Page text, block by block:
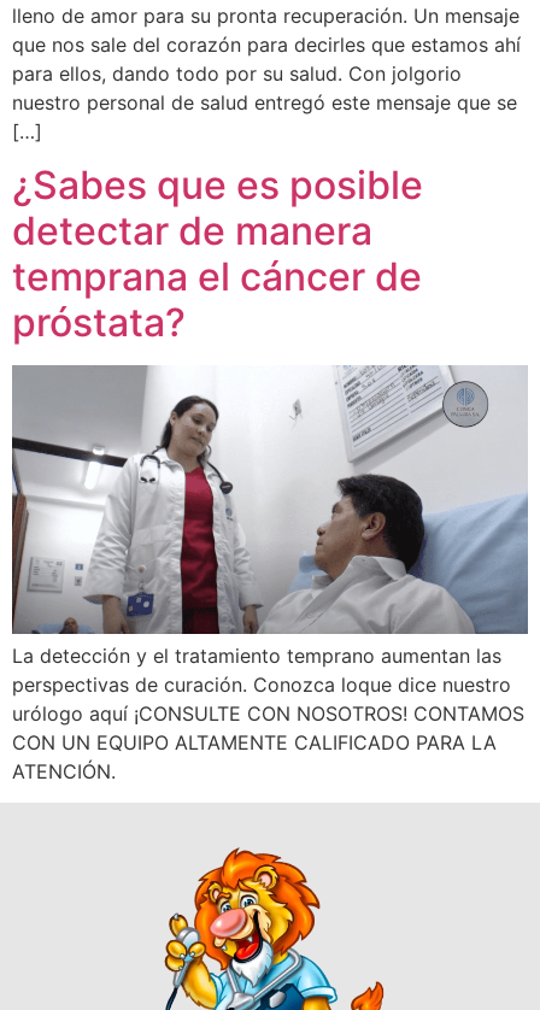
lleno de amor para su pronta recuperación. Un mensaje
que nos sale del corazón para decirles que estamos ahí
para ellos, dando todo por su salud. Con jolgorio
nuestro personal de salud entregó este mensaje que se
[…]
¿Sabes que es posible
detectar de manera
temprana el cáncer de
próstata?
La detección y el tratamiento temprano aumentan las
perspectivas de curación. Conozca loque dice nuestro
urólogo aquí ¡CONSULTE CON NOSOTROS! CONTAMOS
CON UN EQUIPO ALTAMENTE CALIFICADO PARA LA
ATENCIÓN.